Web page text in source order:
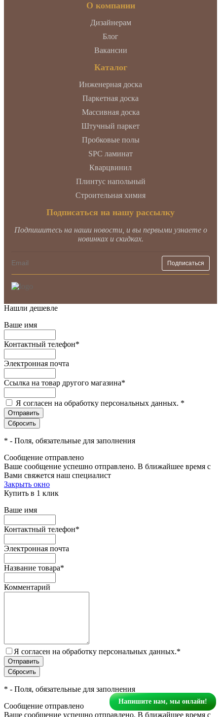
О компании
Дизайнерам
Блог
Вакансии
Каталог
Инженерная доска
Паркетная доска
Массивная доска
Штучный паркет
Пробковые полы
SPC ламинат
Кварцвинил
Плинтус напольный
Строительная химия
Подписаться на нашу рассылку
Подпишитесь на наши новости, и вы первыми узнаете о
новинках и скидках.
Нашли дешевле
Ваше имя
Контактный телефон*
Электронная почта
Ссылка на товар другого магазина*
Я согласен на обработку персональных данных. *
* - Поля, обязательные для заполнения
Сообщение отправлено
Ваше сообщение успешно отправлено. В ближайшее время с
Вами свяжется наш специалист
Закрыть окно
Купить в 1 клик
Ваше имя
Контактный телефон*
Электронная почта
Название товара*
Комментарий
Я согласен на обработку персональных данных.*
* - Поля, обязательные для заполнения
Сообщение отправлено
Ваше сообщение успешно отправлено. В ближайшее время с
Напишите нам, мы онлайн!